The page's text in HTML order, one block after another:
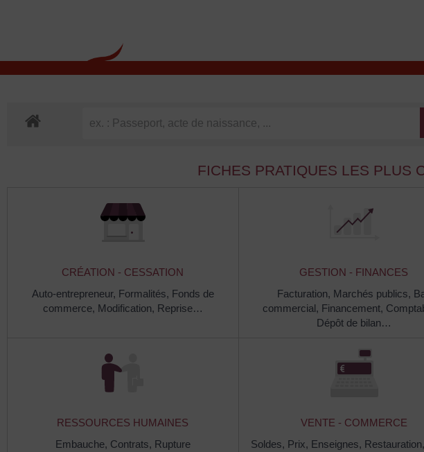
FICHES PRATIQUES LES PLUS
CRÉATION - CESSATION
Auto-entrepreneur, Formalités, Fonds de
commerce, Modification, Reprise…
GESTION - FINANCES
Facturation, Marchés publics,
commercial, Financement,
Dépôt de bilan…
RESSOURCES HUMAINES
Embauche, Contrats, Rupture
VENTE - COMMERCE
Soldes, Prix, Enseignes, Restauration,